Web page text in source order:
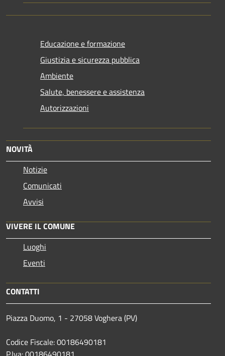
Educazione e formazione
Giustizia e sicurezza pubblica
Ambiente
Salute, benessere e assistenza
Autorizzazioni
NOVITÀ
Notizie
Comunicati
Avvisi
VIVERE IL COMUNE
Luoghi
Eventi
CONTATTI
Piazza Duomo, 1 - 27058 Voghera (PV)
Codice Fiscale: 00186490181